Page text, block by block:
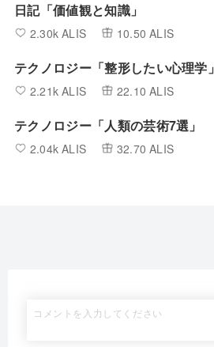
日記「価値観と知識」
2.30k ALIS 10.50 ALIS
テクノロジー「整形したい心理学」
2.21k ALIS 22.10 ALIS
テクノロジー「人類の芸術7選」
2.04k ALIS 32.70 ALIS